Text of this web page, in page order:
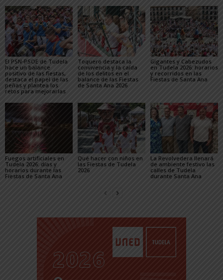
El PSN-PSOE de Tudela
hace un balance
positivo de las fiestas,
destaca el papel de las
peñas y plantea los
retos para mejorarlas
Toquero destaca la
convivencia y la caída
de los delitos en el
balance de las Fiestas
de Santa Ana 2026
Gigantes y Cabezudos
en Tudela 2026: horarios
y recorridos en las
Fiestas de Santa Ana
Fuegos artificiales en
Tudela 2026: días y
horarios durante las
Fiestas de Santa Ana
Qué hacer con niños en
las Fiestas de Tudela
2026
La Revolvedera llenará
de ambiente festivo las
calles de Tudela
durante Santa Ana